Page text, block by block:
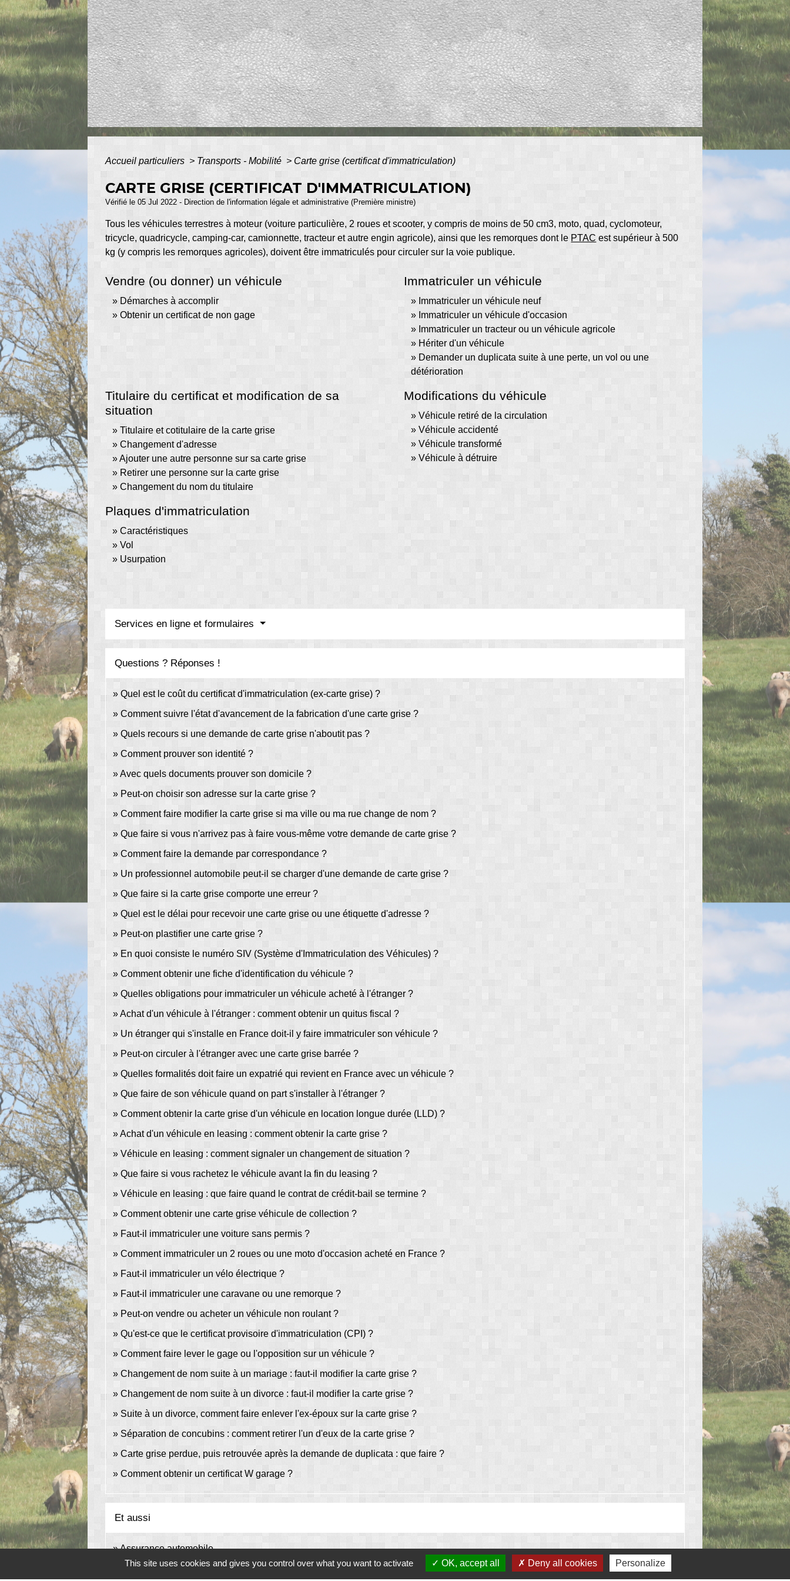
Accueil particuliers > Transports - Mobilité > Carte grise (certificat d'immatriculation)
CARTE GRISE (CERTIFICAT D'IMMATRICULATION)
Vérifié le 05 Jul 2022 - Direction de l'information légale et administrative (Première ministre)
Tous les véhicules terrestres à moteur (voiture particulière, 2 roues et scooter, y compris de moins de 50 cm3, moto, quad, cyclomoteur,
tricycle, quadricycle, camping-car, camionnette, tracteur et autre engin agricole), ainsi que les remorques dont le PTAC est supérieur à 500
kg (y compris les remorques agricoles), doivent être immatriculés pour circuler sur la voie publique.
Vendre (ou donner) un véhicule
Démarches à accomplir
Obtenir un certificat de non gage
Immatriculer un véhicule
Immatriculer un véhicule neuf
Immatriculer un véhicule d'occasion
Immatriculer un tracteur ou un véhicule agricole
Hériter d'un véhicule
Demander un duplicata suite à une perte, un vol ou une
détérioration
Titulaire du certificat et modification de sa
situation
Titulaire et cotitulaire de la carte grise
Changement d'adresse
Ajouter une autre personne sur sa carte grise
Retirer une personne sur la carte grise
Changement du nom du titulaire
Modifications du véhicule
Véhicule retiré de la circulation
Véhicule accidenté
Véhicule transformé
Véhicule à détruire
Plaques d'immatriculation
Caractéristiques
Vol
Usurpation
Services en ligne et formulaires
Questions ? Réponses !
Quel est le coût du certificat d'immatriculation (ex-carte grise) ?
Comment suivre l'état d'avancement de la fabrication d'une carte grise ?
Quels recours si une demande de carte grise n'aboutit pas ?
Comment prouver son identité ?
Avec quels documents prouver son domicile ?
Peut-on choisir son adresse sur la carte grise ?
Comment faire modifier la carte grise si ma ville ou ma rue change de nom ?
Que faire si vous n'arrivez pas à faire vous-même votre demande de carte grise ?
Comment faire la demande par correspondance ?
Un professionnel automobile peut-il se charger d'une demande de carte grise ?
Que faire si la carte grise comporte une erreur ?
Quel est le délai pour recevoir une carte grise ou une étiquette d'adresse ?
Peut-on plastifier une carte grise ?
En quoi consiste le numéro SIV (Système d'Immatriculation des Véhicules) ?
Comment obtenir une fiche d'identification du véhicule ?
Quelles obligations pour immatriculer un véhicule acheté à l'étranger ?
Achat d'un véhicule à l'étranger : comment obtenir un quitus fiscal ?
Un étranger qui s'installe en France doit-il y faire immatriculer son véhicule ?
Peut-on circuler à l'étranger avec une carte grise barrée ?
Quelles formalités doit faire un expatrié qui revient en France avec un véhicule ?
Que faire de son véhicule quand on part s'installer à l'étranger ?
Comment obtenir la carte grise d'un véhicule en location longue durée (LLD) ?
Achat d'un véhicule en leasing : comment obtenir la carte grise ?
Véhicule en leasing : comment signaler un changement de situation ?
Que faire si vous rachetez le véhicule avant la fin du leasing ?
Véhicule en leasing : que faire quand le contrat de crédit-bail se termine ?
Comment obtenir une carte grise véhicule de collection ?
Faut-il immatriculer une voiture sans permis ?
Comment immatriculer un 2 roues ou une moto d'occasion acheté en France ?
Faut-il immatriculer un vélo électrique ?
Faut-il immatriculer une caravane ou une remorque ?
Peut-on vendre ou acheter un véhicule non roulant ?
Qu'est-ce que le certificat provisoire d'immatriculation (CPI) ?
Comment faire lever le gage ou l'opposition sur un véhicule ?
Changement de nom suite à un mariage : faut-il modifier la carte grise ?
Changement de nom suite à un divorce : faut-il modifier la carte grise ?
Suite à un divorce, comment faire enlever l'ex-époux sur la carte grise ?
Séparation de concubins : comment retirer l'un d'eux de la carte grise ?
Carte grise perdue, puis retrouvée après la demande de duplicata : que faire ?
Comment obtenir un certificat W garage ?
Et aussi
Assurance automobile
Argent - Impôts - Consommation
Véhicule
This site uses cookies and gives you control over what you want to activate OK, accept all Deny all cookies Personalize